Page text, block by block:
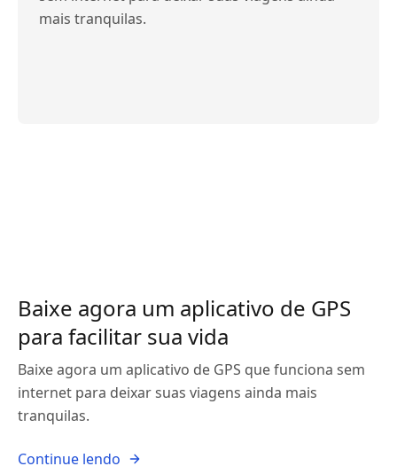
mais tranquilas.
Baixe agora um aplicativo de GPS
para facilitar sua vida
Baixe agora um aplicativo de GPS que funciona sem
internet para deixar suas viagens ainda mais
tranquilas.
Continue lendo